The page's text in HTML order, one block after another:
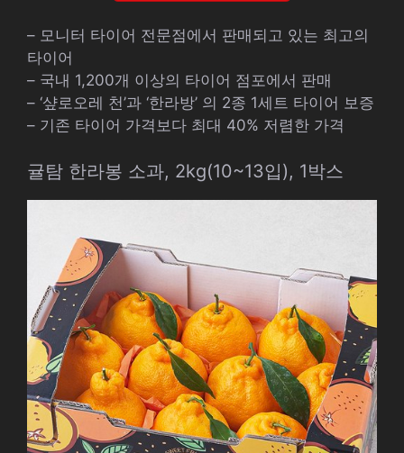
– 모니터 타이어 전문점에서 판매되고 있는 최고의
타이어
– 국내 1,200개 이상의 타이어 점포에서 판매
– ‘샾로오레 천’과 ‘한라방’ 의 2종 1세트 타이어 보증
– 기존 타이어 가격보다 최대 40% 저렴한 가격
귤탐 한라봉 소과, 2kg(10~13입), 1박스